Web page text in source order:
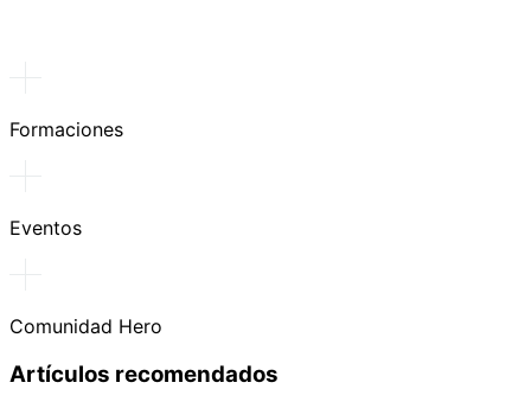
Formaciones
Eventos
Comunidad Hero
Artículos recomendados